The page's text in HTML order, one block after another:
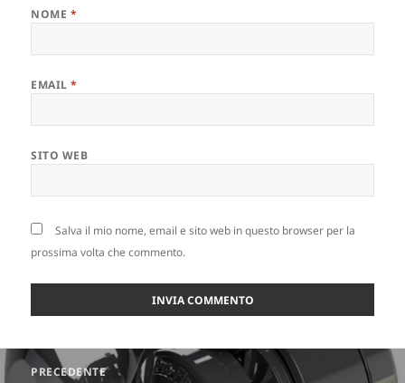
NOME *
EMAIL*
SITO WEB
Salva il mio nome, email e sito web in questo browser per la
prossima volta che commento.
Navigazione
PRECEDENTE